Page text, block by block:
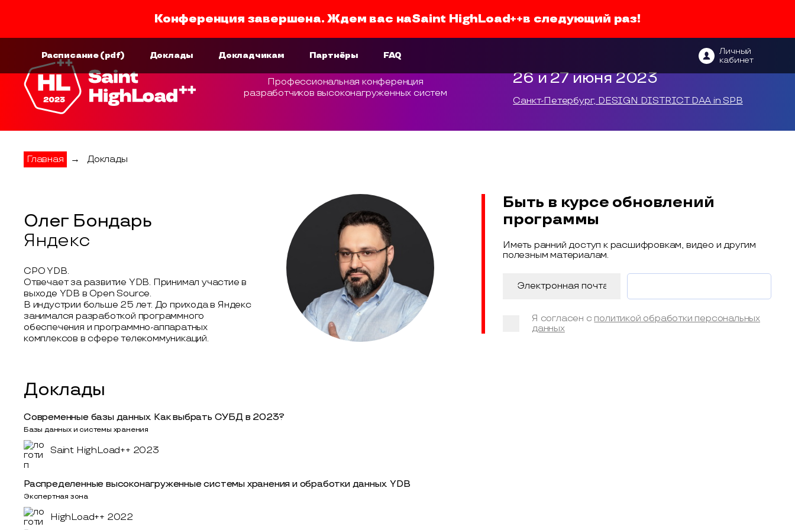
Конференция завершена. Ждем вас наSaint HighLoad++в следующий раз!
Расписание(pdf) Доклады Докладчикам Партнёры FAQ
Личный
кабинет
Профессиональная конференция
разработчиков высоконагруженных систем
26 и 27 июня 2023
Санкт-Петербург, DESIGN DISTRICT DAA in SPB
Главная → Доклады
Олег Бондарь
Яндекс
CPO YDB.
Отвечает за развитие YDB. Принимал участие в
выходе YDB в Open Source.
В индустрии больше 25 лет. До прихода в Яндекс
занимался разработкой программного
обеспечения и программно-аппаратных
комплексов в сфере телекоммуникаций.
Доклады
Современные базы данных. Как выбрать СУБД в 2023?
Базы данных и системы хранения
Saint HighLoad++ 2023
Распределенные высоконагруженные системы хранения и обработки данных. YDB
Экспертная зона
HighLoad++ 2022
Быть в курсе обновлений
программы
Иметь ранний доступ к расшифровкам, видео и другим
полезным материалам.
Я согласен с политикой обработки персональных
данных